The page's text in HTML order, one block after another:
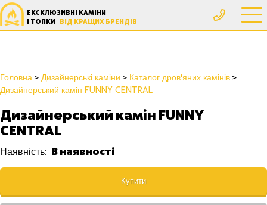
ЕКСКЛЮЗИВНІ КАМІНИ
І ТОПКИ ВІД КРАЩИХ БРЕНДІВ
Головна Дизайнерські каміни
Каталог дров'яних камінів
Дизайнерський камін FUNNY CENTRAL
Дизайнерський камін FUNNY
CENTRAL
Наявність: В наявності
Купити